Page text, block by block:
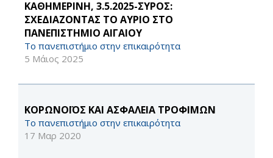
ΚΑΘΗΜΕΡΙΝΗ, 3.5.2025-ΣΥΡΟΣ:
ΣΧΕΔΙΑΖΟΝΤΑΣ ΤΟ ΑΥΡΙΟ ΣΤΟ
ΠΑΝΕΠΙΣΤΗΜΙΟ ΑΙΓΑΙΟΥ
Το πανεπιστήμιο στην επικαιρότητα
5 Μάιος 2025
ΚΟΡΩΝΟΪΟΣ ΚΑΙ ΑΣΦΑΛΕΙΑ ΤΡΟΦΙΜΩΝ
Το πανεπιστήμιο στην επικαιρότητα
17 Μαρ 2020